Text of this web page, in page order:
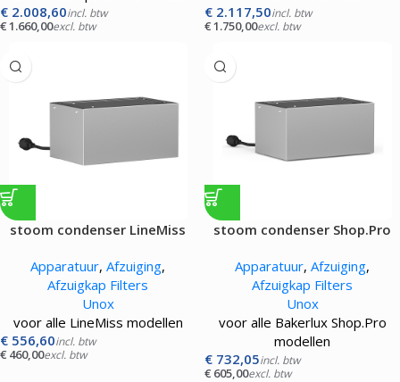
€ 2.008,60incl. btw
€1.660,00excl. btw
€ 2.117,50incl. btw
€1.750,00excl. btw
stoom condenser LineMiss
Apparatuur, Afzuiging,
Afzuigkap Filters
Unox
voor alle LineMiss modellen
€ 556,60incl. btw
€ 460,00excl. btw
stoom condenser Shop.Pro
Apparatuur, Afzuiging,
Afzuigkap Filters
Unox
voor alle Bakerlux Shop.Pro
modellen
€ 732,05incl. btw
€ 605,00excl. btw